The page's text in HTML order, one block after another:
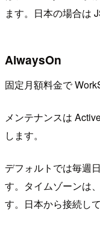
ます。日本の場合は
AlwaysOn
固定月額料金で
メンテナンスは
します。
デフォルトでは毎週
す。タイムゾーンは
す。日本から接続し